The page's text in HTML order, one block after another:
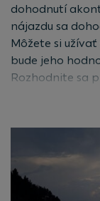
dohodnutí
nájazdu sa
Môžete si
bude jeho
Rozhodnite sa
odkúpite,
Trvanie zmluvy:
Výhodný fixný
Poistenie